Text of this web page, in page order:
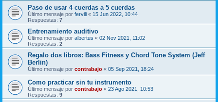
Paso de usar 4 cuerdas a 5 cuerdas
Último mensaje por fervili « 15 Jun 2022, 10:44
Respuestas: 7
Entrenamiento auditivo
Último mensaje por albertus « 02 Nov 2021, 11:02
Respuestas: 2
Regalo dos libros: Bass Fitness y Chord Tone System (Jeff
Berlin)
Último mensaje por contrabajo « 05 Sep 2021, 18:24
Como practicar sin tu instrumento
Último mensaje por contrabajo « 23 Ago 2021, 10:53
Respuestas: 9